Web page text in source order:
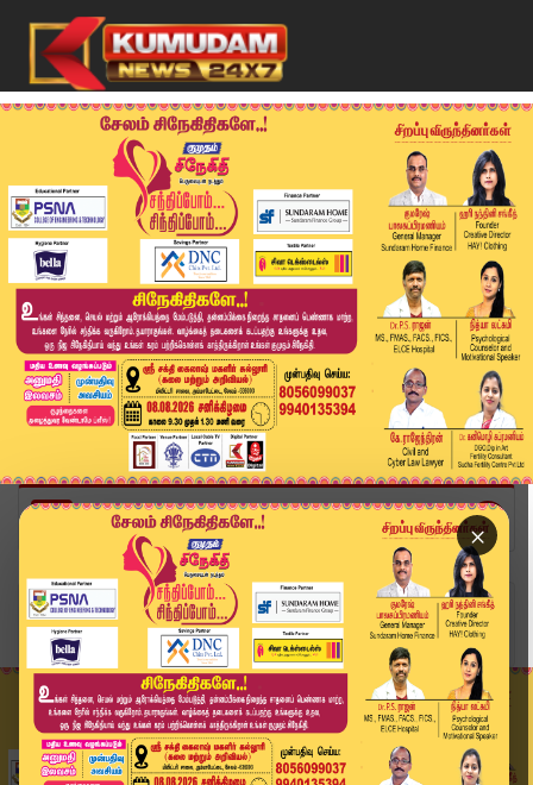
×
Home
விளையாட்டு
சேப்பாக்கத்தில் வாழ்வா-சாவா போராட்டம்: SRH-ஐ வீ...